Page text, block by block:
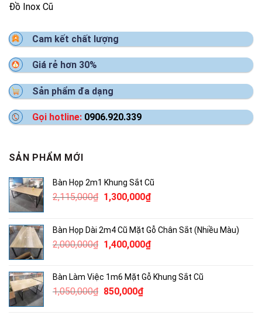
Đồ Inox Cũ
Cam kết chất lượng
Giá rẻ hơn 30%
Sản phẩm đa dạng
Gọi hotline: 0906.920.339
SẢN PHẨM MỚI
Bàn Họp 2m1 Khung Sắt Cũ
2,115,000₫ Giá
2,115,000₫.
1,300,000₫Giá
là:
1,300,000₫.
Bàn Họp Dài 2m4 Cũ Mặt Gỗ Chân Sắt (Nhiều Màu)
2,000,000₫ Giá
2,000,000₫.
1,400,000₫Giá
là:
Bàn Làm Việc 1m6 Mặt Gỗ Khung Sắt Cũ
1,050,000₫ Giá
850,000₫Giá